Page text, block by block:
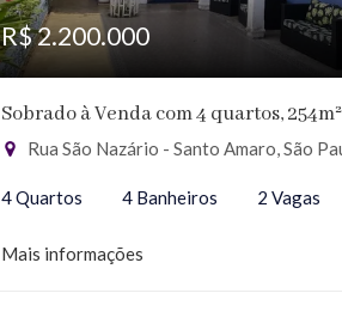
R$ 2.200.000
Sobrado à Venda com 4 quartos, 254m²
Rua São Nazário - Santo Amaro, São
4 Quartos 4 Banheiros 2 Vagas
Mais informações